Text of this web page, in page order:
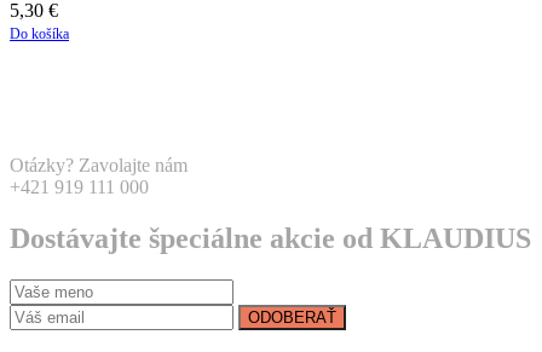
5,30 €
Do košíka
Otázky? Zavolajte nám
+421 919 111 000
Dostávajte špeciálne akcie od KLAUDIUS
ODOBERAŤ